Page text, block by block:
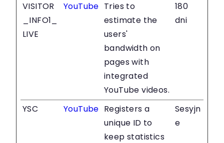
VISITOR
_INFO1_
LIVE
YouTube Tries to
estimate the
users'
bandwidth on
pages with
integrated
YouTube videos.
180
dni
YSC YouTube Registers a
unique ID to
keep statistics
Sesyjn
e